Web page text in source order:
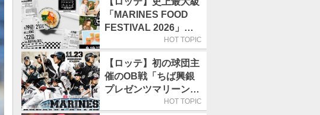
「MARINES FOOD
FESTIVAL 2026」第4
弾「KOREAN
日／初日はビール半額
デー
HOT TOPIC
【ロッテ】初の球団主
催のOB戦「ちば興銀
プレゼンツマリーンズ
スペシャルゲームHOT TOPIC